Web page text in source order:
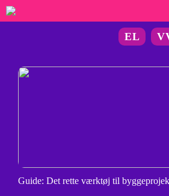
EL
Guide: Det rette værktøj til